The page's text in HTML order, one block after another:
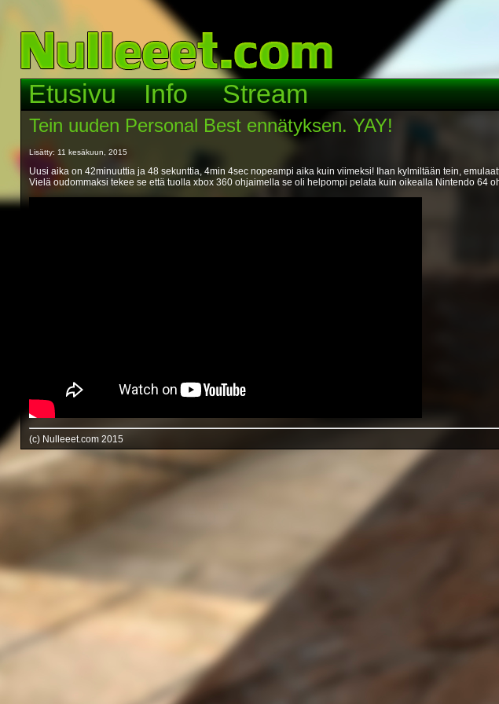
Etusivu Info Stream
Tein uuden Personal Best ennätyksen. YAY!
Lisätty: 11 kesäkuun, 2015
Uusi aika on 42minuuttia ja 48 sekunttia, 4min 4sec nopeampi aika kuin viimeksi! Ihan kylmiltään tein,
Vielä oudommaksi tekee se että tuolla xbox 360 ohjaimella se oli helpompi pelata kuin oikealla Nintendo 64
(c) Nulleeet.com 2015